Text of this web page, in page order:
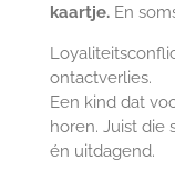
kaartje. En
ontactverlies.
Een kind dat
horen. Juist die
én uitdagend.